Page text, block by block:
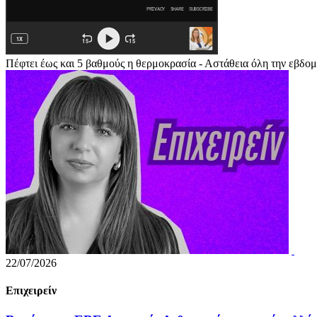
Πέφτει έως και 5 βαθμούς η θερμοκρασία - Αστάθεια όλη την
22/07/2026
Επιχειρείν